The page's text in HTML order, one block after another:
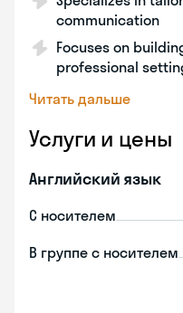
communication
Focuses on
professional
Читать дальше
Услуги и цены
Английский язык
С носителем
В группе с носителем